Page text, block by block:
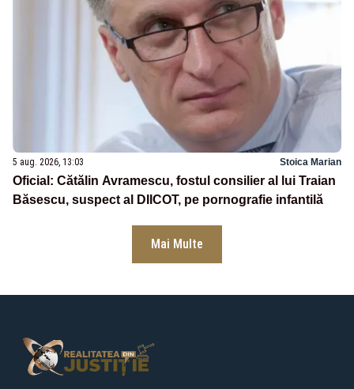
5 aug. 2026, 13:03 Stoica Marian
Oficial: Cătălin Avramescu, fostul consilier al lui Traian
Băsescu, suspect al DIICOT, pe pornografie infantilă
Mai Multe